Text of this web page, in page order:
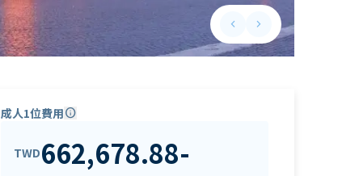
keyboard_arrow_leftPrevious slide
keyboard_arrow_rightNext slide
成人1位費用info
TWD662,678.88-